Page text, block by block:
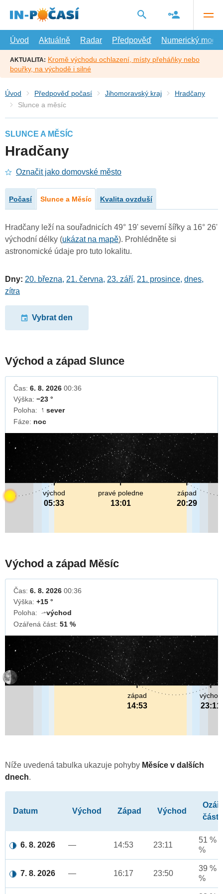
hlavní
Úvod
Aktuálně Radar Předpověď Numerický model
AKTUALITA: Kromě východu ochlazení, místy přeháňky nebo
bouřky, na východě i silné
Úvod Předpověď počasí Jihomoravský kraj
Hradčany
Slunce a měsíc
SLUNCE A MĚSÍC
Hradčany
Označit jako domovské město
Počasí Slunce a Měsíc Kvalita ovzduší
Hradčany leží na souřadnicích 49° 19' severní šířky a 16° 26'
východní délky (ukázat na mapě). Prohlédněte si
astronomické údaje pro tuto lokalitu.
Dny: 20. března, 21. června, 23. září, 21. prosince, dnes,
zítra
Vybrat den
Východ a západ Slunce
Čas: 6. 8. 2026 00:36
Výška: −23 °
Poloha:
↓ sever
Fáze: noc
pravé poledne
13:01
východ
05:33
západ
20:29
Východ a západ Měsíc
Čas: 6. 8. 2026 00:36
Výška: +15 °
Poloha:
↓východ
Ozářená část: 51 %
východ
23:11
západ
14:53
Níže uvedená tabulka ukazuje pohyby Měsíce v dalších
dnech.
Datum Východ Západ Východ
část
6. 8. 2026 — 14:53 23:11
51 %
%
7. 8. 2026 — 16:17 23:50
39 %
%